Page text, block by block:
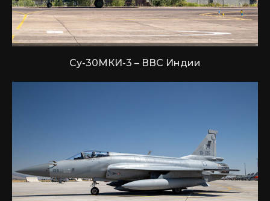
Су-30МКИ-3 – ВВС Индии